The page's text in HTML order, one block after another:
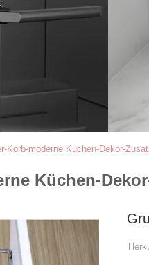
Korb-moderne Küchen-Dekor-
Küchen-